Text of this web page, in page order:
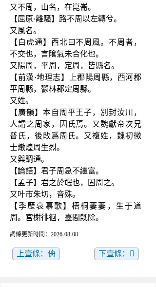
又不周，山名，在崑崙。
【屈原·離騷】路不周以左轉兮。
又風名。
【白虎通】西北曰不周風。不周者，
不交也，言隂氣未合化也。
又陽周，平周，定周，皆縣名。
【前漢·地理志】上郡陽周縣，西河郡
平周縣，鬰林郡定周縣。
又姓。
【廣韻】本自周平王子，別封汝川，
人謂之周家，因氏焉。又魏獻帝次兄
普氏，後攺爲周氏。又複姓，魏初徴
士燉煌周生烈。
又與賙通。
【論語】君子周急不繼富。
【孟子】君之於氓也，固周之。
又叶市朱切，音殊。
【季歷哀慕歌】梧桐萋萋，生于道
周。宮榭徘徊，臺閣旣除。
詞條更新時間：2026-08-08
上壹條：侜 下壹條：𠣘